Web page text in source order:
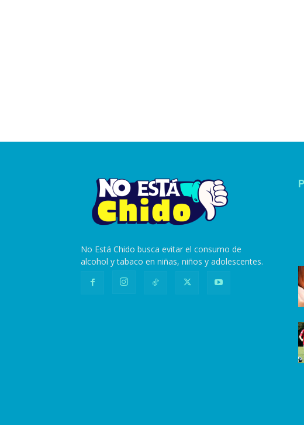
No Está Chido busca evitar el consumo de
alcohol y tabaco en niñas, niños y adolescentes.